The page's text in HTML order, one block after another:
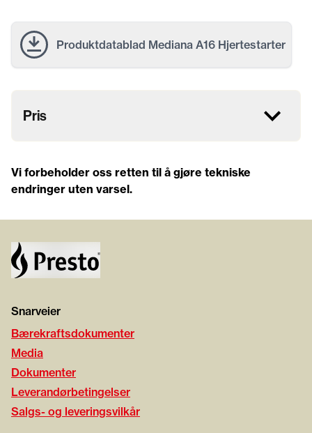
Produktdatablad Mediana A16 Hjertestarter
Pris
Vi forbeholder oss retten til å gjøre tekniske
endringer uten varsel.
Snarveier
Bærekraftsdokumenter
Media
Dokumenter
Leverandørbetingelser
Salgs- og leveringsvilkår